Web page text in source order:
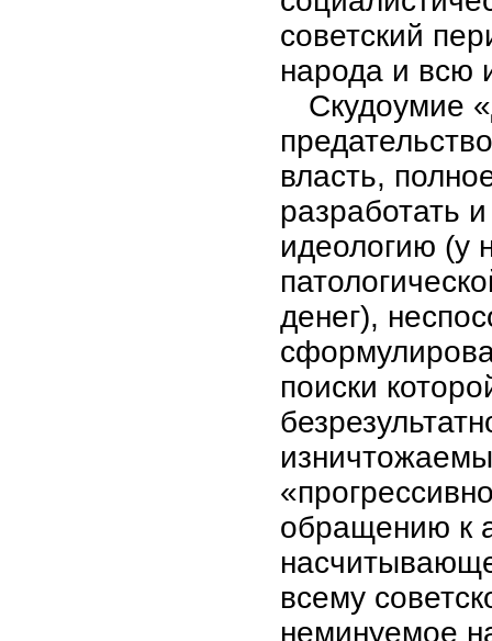
советский
народа и всю
Скудоумие
власть,
разработать
идеологию (у
денег),
поиски
обращению к
всему
неминуемое